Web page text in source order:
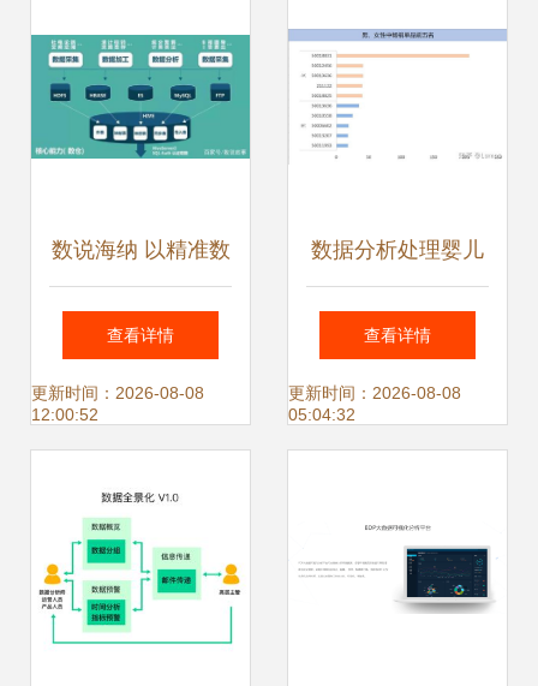
数说海纳 以精准数
字处理为企业破局
与赋能
查看详情
更新时间：2026-08-08
12:00:52
数据分析处理婴儿
商品销量问题的关
键——数据处理服
查看详情
更新时间：2026-08-08
05:04:32